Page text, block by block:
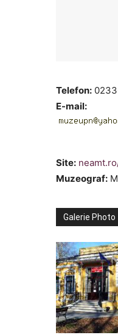
Telefon:
E-mail:
Site:
Muzeograf:
Galerie Photo